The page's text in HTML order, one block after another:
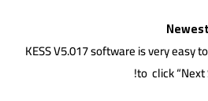
KESS V5.017 software is very easy
to click “Next